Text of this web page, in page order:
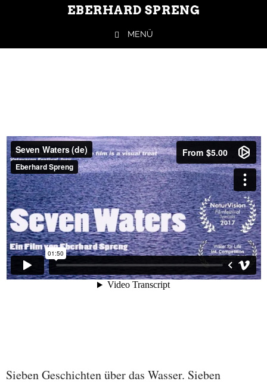
EBERHARD SPRENG
MENÜ
Sieben Geschichten über das Wasser. Sieben